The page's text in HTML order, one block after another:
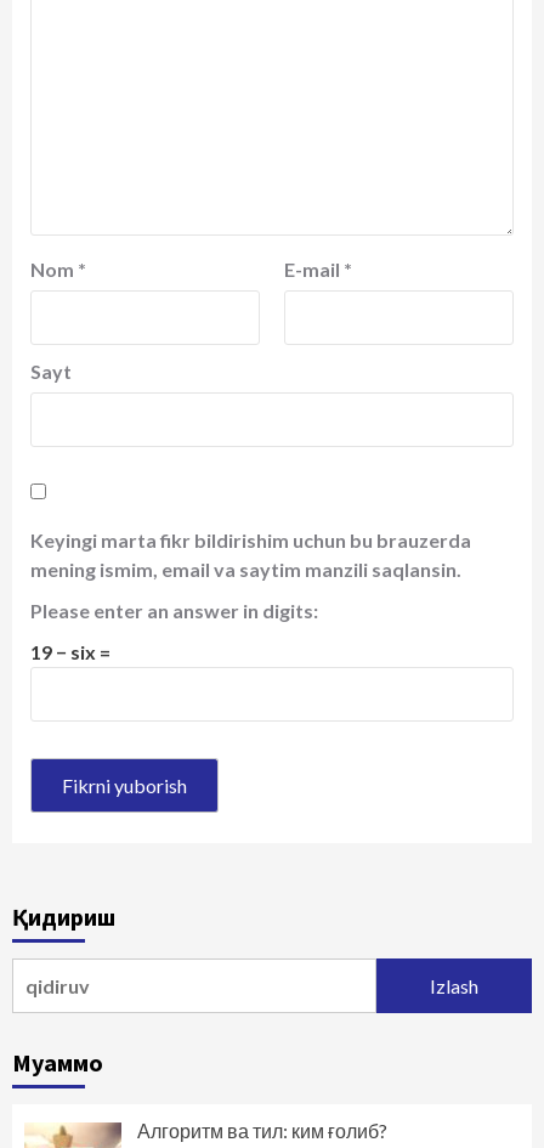
Nom * E-mail *
Sayt
Keyingi marta fikr bildirishim uchun bu brauzerda
mening ismim, email va saytim manzili saqlansin.
Please enter an answer in digits:
19 − six =
Қидириш
Муаммо
Алгоритм ва тил: ким ғолиб?